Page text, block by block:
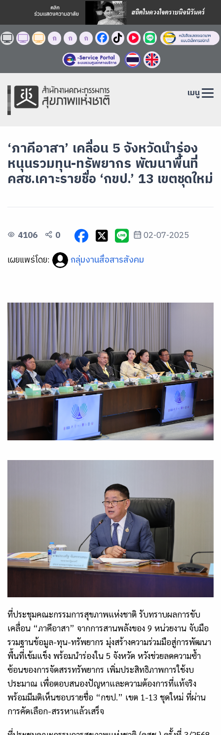
ก ก ก
เมนู
‘ภาคีอาสา’ เคลื่อน 5 จังหวัดนำร่อง
หนุนรวมทุน-ทรัพยากร พัฒนาพื้นที่
คสช.เคาะรายชื่อ ‘กขป.’ 13 เขตชุดใหม่
4106 0
02-07-2025
เผยแพร่โดย:
กลุ่มงานสื่อสารสังคม
ที่ประชุมคณะกรรมการสุขภาพแห่งชาติ รับทราบผลการขับ
เคลื่อน “ภาคีอาสา” จากการสานพลังของ 9 หน่วยงาน จับมือ
รวมฐานข้อมูล-ทุน-ทรัพยากร มุ่งสร้างความร่วมมือสู่การพัฒนา
พื้นที่เข้มแข็ง พร้อมนำร่องใน 5 จังหวัด หวังช่วยลดความซ้ำ
ซ้อนของการจัดสรรทรัพยากร เพิ่มประสิทธิภาพการใช้งบ
ประมาณ เพื่อตอบสนองปัญหาและความต้องการที่แท้จริง
พร้อมมีมติเห็นชอบรายชื่อ “กขป.” เขต 1-13 ชุดใหม่ ที่ผ่าน
การคัดเลือก-สรรหาแล้วเสร็จ